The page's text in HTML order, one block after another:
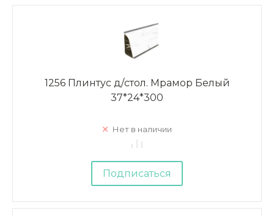
1256 Плинтус д/стол. Мрамор Белый
37*24*300
Нет в наличии
Подписаться